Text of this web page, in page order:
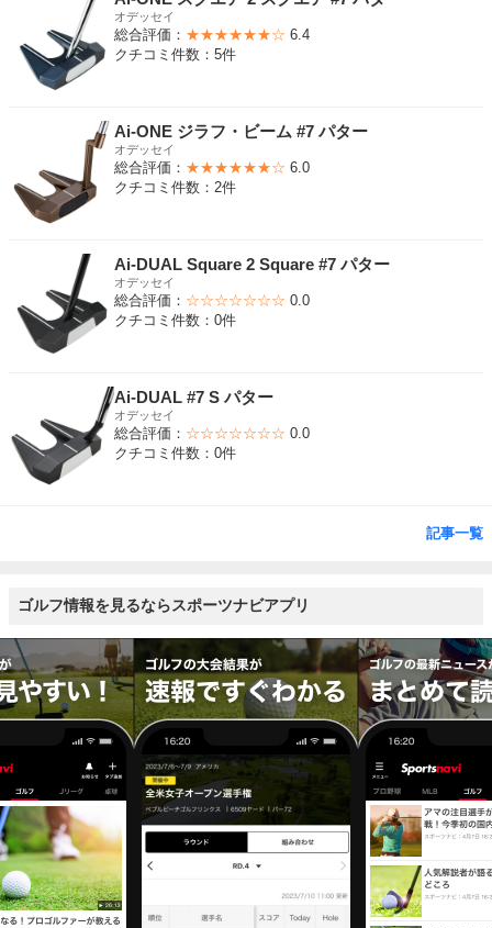
オデッセイ
総合評価： ★★★★★★☆ 6.4
クチコミ件数：5件
Ai-ONE ジラフ・ビーム #7 パター
オデッセイ
総合評価： ★★★★★★☆ 6.0
クチコミ件数：2件
Ai-DUAL Square 2 Square #7 パター
オデッセイ
総合評価： ☆☆☆☆☆☆☆ 0.0
クチコミ件数：0件
Ai-DUAL #7 S パター
オデッセイ
総合評価： ☆☆☆☆☆☆☆ 0.0
クチコミ件数：0件
記事一覧
ゴルフ情報を見るならスポーツナビアプリ